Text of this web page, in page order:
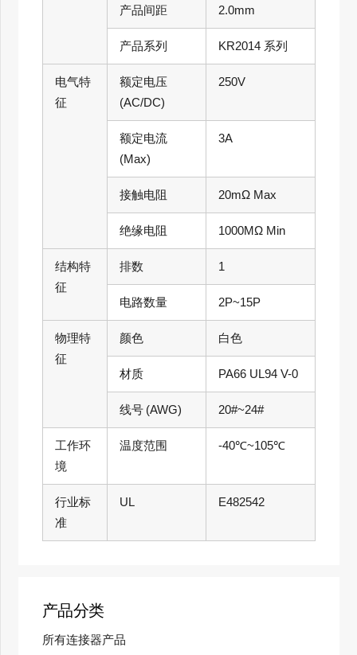
产品间距 2.0mm
产品系列 KR2014 系列
电气特
征
额定电压
(AC/DC)
250V
额定电流
(Max)
3A
接触电阻 20mΩ Max
绝缘电阻 1000MΩ Min
结构特
征
排数 1
电路数量 2P~15P
物理特
征
颜色 白色
材质 PA66 UL94 V-0
线号 (AWG) 20#~24#
工作环
境
温度范围 -40℃~105℃
行业标
准
UL E482542
产品分类
所有连接器产品